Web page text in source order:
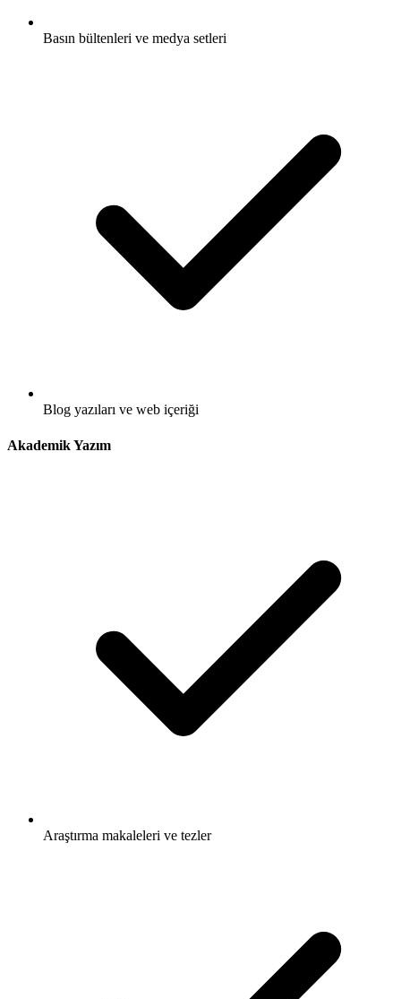
Basın bültenleri ve medya setleri
Blog yazıları ve web içeriği
Akademik Yazım
Araştırma makaleleri ve tezler